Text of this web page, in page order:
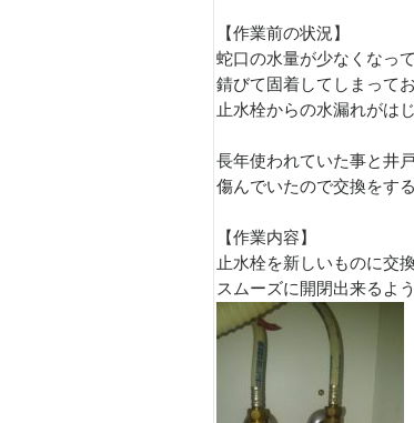
【作業前の状況】
蛇口の水量が少なくなっ
錆びて固着してしまって
止水栓からの水漏れがは
長年使われていた事と井
傷んでいたので交換をす
【作業内容】
止水栓を新しいものに交
スムーズに開閉出来るよ